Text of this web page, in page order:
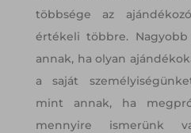
többsége az
értékeli többre.
annak, ha olyan
a saját
mint annak, ha
mennyire ismerünk